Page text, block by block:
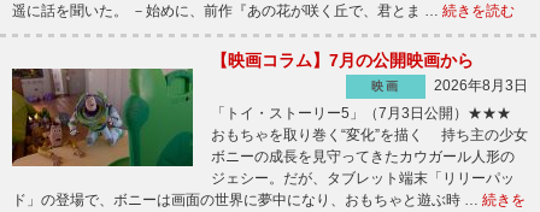
遥に話を聞いた。 －始めに、前作『あの花が咲く丘で、君とま … 続きを読む
【映画コラム】7月の公開映画から
映画
2026年8月3日
「トイ・ストーリー5」（7月3日公開）★★★
おもちゃを取り巻く“変化”を描く 持ち主の少女
ボニーの成長を見守ってきたカウガール人形の
ジェシー。だが、タブレット端末「リリーパッ
ド」の登場で、ボニーは画面の世界に夢中になり、おもちゃと遊ぶ時 … 続きを